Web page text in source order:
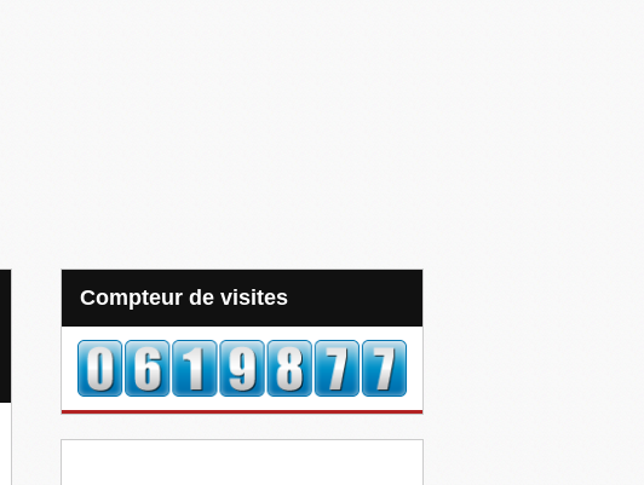
Compteur de visites